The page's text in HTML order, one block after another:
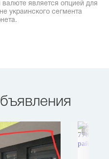
является опцией для
украинского сегмента
СТО